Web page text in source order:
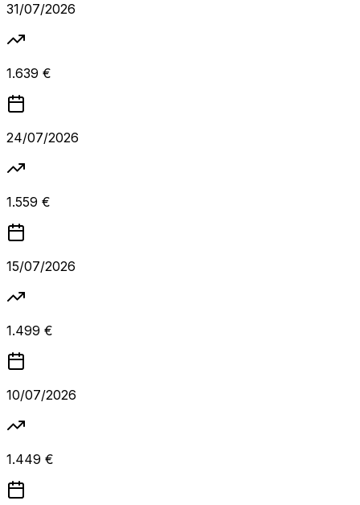
31/07/2026
1.639 €
24/07/2026
1.559 €
15/07/2026
1.499 €
10/07/2026
1.449 €